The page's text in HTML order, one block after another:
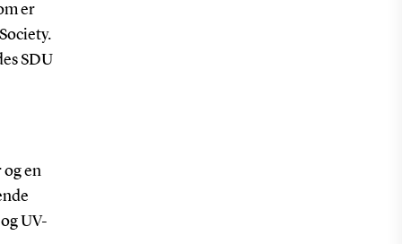
er
SDU
en
UV-